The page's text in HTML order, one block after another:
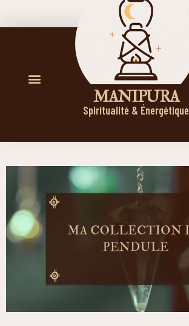
M A N I P U R A
Spiritualité & Énergétique